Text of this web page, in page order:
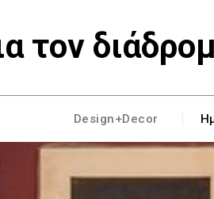
τον
Design+Decor